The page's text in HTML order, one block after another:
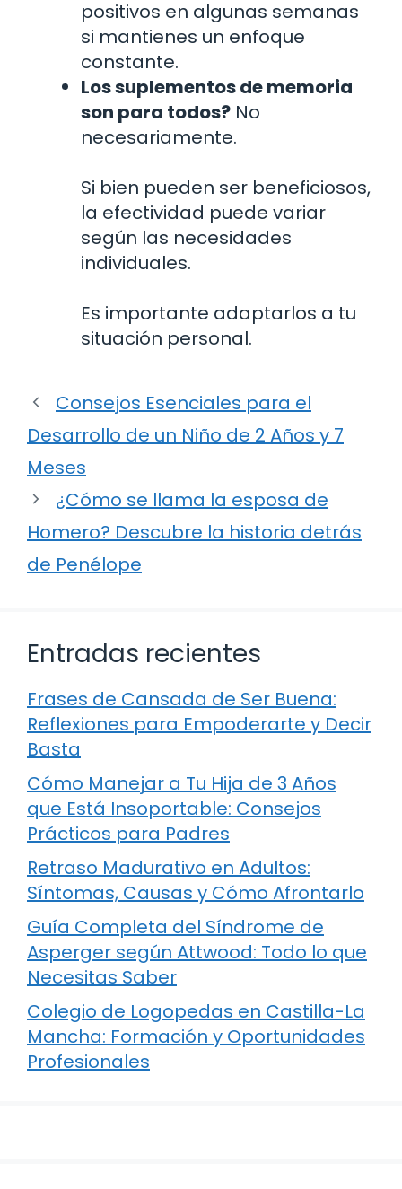
positivos en algunas semanas
si mantienes un enfoque
constante.
Los suplementos de memoria
son para todos? No
necesariamente.
Si bien pueden ser beneficiosos,
la efectividad puede variar
según las necesidades
individuales.
Es importante adaptarlos a tu
situación personal.
Consejos Esenciales para el
Desarrollo de un Niño de 2 Años y 7
Meses
¿Cómo se llama la esposa de
Homero? Descubre la historia detrás
de Penélope
Entradas recientes
Frases de Cansada de Ser Buena:
Reflexiones para Empoderarte y Decir
Basta
Cómo Manejar a Tu Hija de 3 Años
que Está Insoportable: Consejos
Prácticos para Padres
Retraso Madurativo en Adultos:
Síntomas, Causas y Cómo Afrontarlo
Guía Completa del Síndrome de
Asperger según Attwood: Todo lo que
Necesitas Saber
Colegio de Logopedas en Castilla-La
Mancha: Formación y Oportunidades
Profesionales